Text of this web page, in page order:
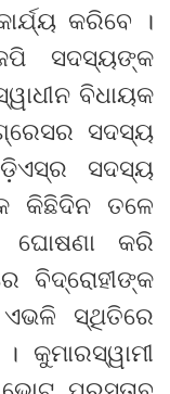
କରିବେ ।
ସଦସ୍ୟଙ୍କ
ବିଧାୟକ
ସଦସ୍ୟ
ସଦସ୍ୟ
କିଛିଦିନ ତଳେ
ଘୋଷଣା କରି
ବିଦ୍ରୋହୀଙ୍କ
ଏଭଳି ସ୍ଥିତିରେ
କୁମାରସ୍ୱାମୀ